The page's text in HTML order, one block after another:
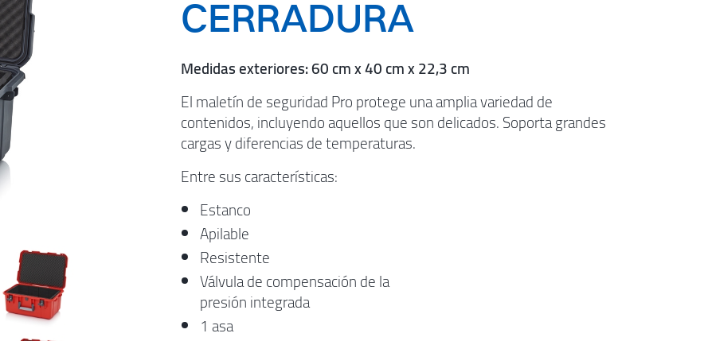
CERRADURA
Medidas exteriores: 60 cm x 40 cm x 22,3 cm
El maletín de seguridad Pro protege una amplia variedad de
contenidos, incluyendo aquellos que son delicados. Soporta grandes
cargas y diferencias de temperaturas.
Entre sus características:
Estanco
Apilable
Resistente
Válvula de compensación de la
presión integrada
1 asa